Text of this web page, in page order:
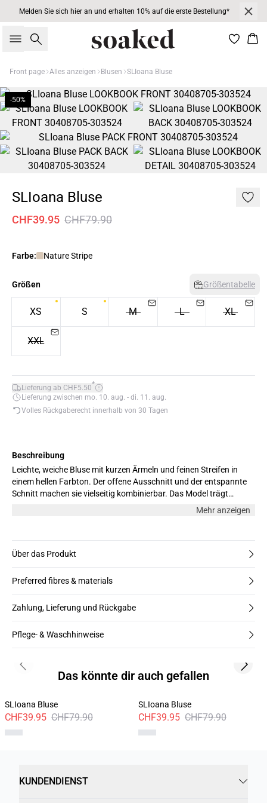
Melden Sie sich hier an und erhalten 10% auf die erste Bestellung*
Suche
Front page Alles anzeigen Blusen SLIoana Bluse
-50%
SLIoana Bluse
CHF39.95 CHF79.90
Farbe: Nature Stripe
Größen Größentabelle
XS S M L XL
XXL
Lieferung ab CHF5.50*
Lieferung zwischen mo. 10. aug. - di. 11. aug.
Volles Rückgaberecht innerhalb von 30 Tagen
Beschreibung
Leichte, weiche Bluse mit kurzen Ärmeln und feinen Streifen in
einem hellen Farbton. Der offene Ausschnitt und der entspannte
Schnitt machen sie vielseitig kombinierbar. Das Model trägt
Mehr anzeigen
Über das Produkt
Preferred fibres & materials
Zahlung, Lieferung und Rückgabe
Pflege- & Waschhinweise
Das könnte dir auch gefallen
SLIoana Bluse
CHF39.95 CHF79.90
SLIoana Bluse
CHF39.95 CHF79.90
Previous slide Next
KUNDENDIENST